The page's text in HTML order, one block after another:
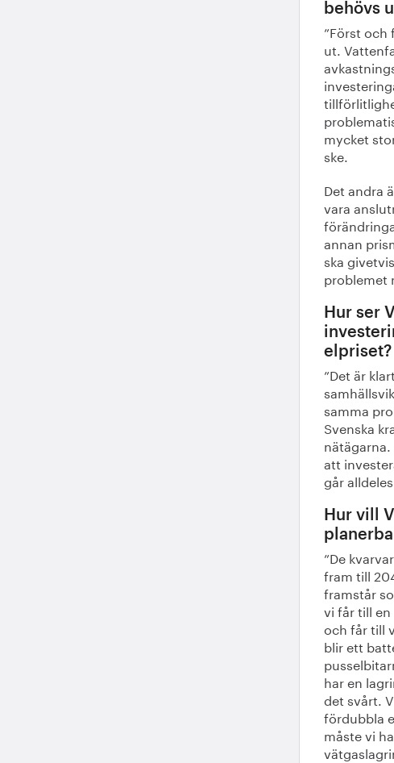
behövs
”Först
ut.
mycket
ske.
Det andra
vara
annan
ska
problemet
Hur ser
elpriset?
”Det är
samma
Svenska
att
går
Hur vill
”De
fram till
framstår
vi får till
och får till
blir ett
har en
det svårt.
fördubbla
måste vi